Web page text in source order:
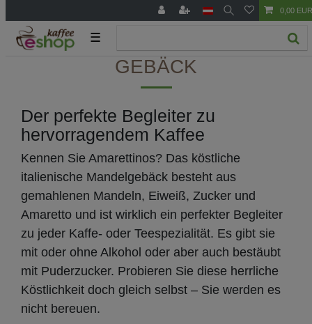
0,00 EUR
☰
GEBÄCK
Der perfekte Begleiter zu
hervorragendem Kaffee
Kennen Sie Amarettinos? Das köstliche
italienische Mandelgebäck besteht aus
gemahlenen Mandeln, Eiweiß, Zucker und
Amaretto und ist wirklich ein perfekter Begleiter
zu jeder Kaffe- oder Teespezialität. Es gibt sie
mit oder ohne Alkohol oder aber auch bestäubt
mit Puderzucker. Probieren Sie diese herrliche
Köstlichkeit doch gleich selbst – Sie werden es
nicht bereuen.